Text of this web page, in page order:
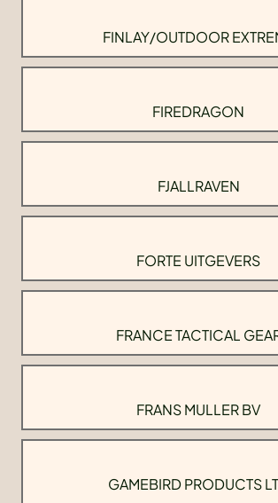
FINLAY/OUTDOOR
FIREDRAGON
FJALLRAVEN
FORTE UITGEVERS
FRANCE TACTICAL
FRANS MULLER BV
GAMEBIRD PRODUCTS